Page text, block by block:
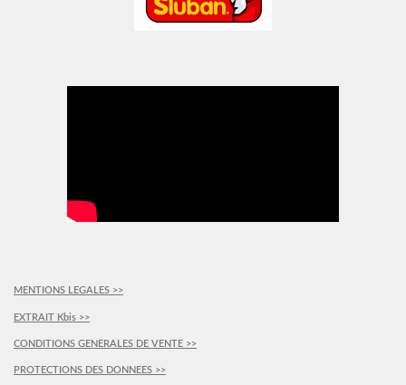
MENTIONS LEGALES >>
EXTRAIT Kbis >>
CONDITIONS GENERALES DE VENTE >>
PROTECTIONS DES DONNEES >>